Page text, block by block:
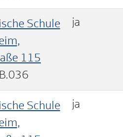
Schule
115
ja
Schule
ja